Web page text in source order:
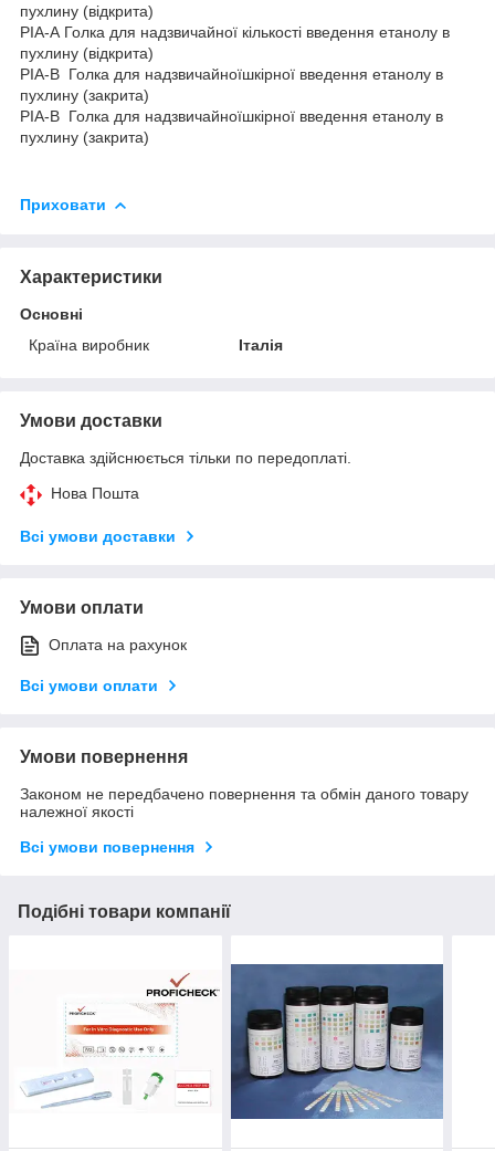
пухлину (відкрита)
РІА-А Голка для надзвичайної кількості введення етанолу в
пухлину (відкрита)
РІА-В Голка для надзвичайноїшкірної введення етанолу в
пухлину (закрита)
РІА-В Голка для надзвичайноїшкірної введення етанолу в
пухлину (закрита)
Приховати
Характеристики
Основні
Країна виробник
Італія
Умови доставки
Доставка здійснюється тільки по передоплаті.
Нова Пошта
Всі умови доставки
Умови оплати
Оплата на рахунок
Всі умови оплати
Умови повернення
Законом не передбачено повернення та обмін даного товару
належної якості
Всі умови повернення
Подібні товари компанії